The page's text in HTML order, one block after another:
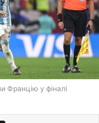
Францію у фіналі